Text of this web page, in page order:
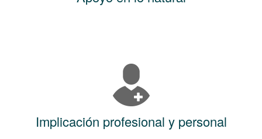
Implicación profesional y personal